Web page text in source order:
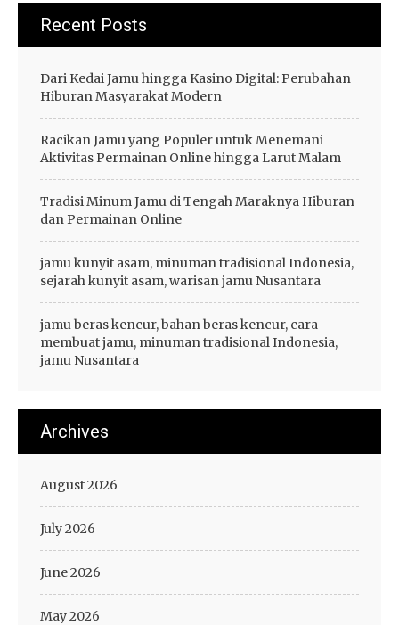
Recent Posts
Dari Kedai Jamu hingga Kasino Digital: Perubahan
Hiburan Masyarakat Modern
Racikan Jamu yang Populer untuk Menemani
Aktivitas Permainan Online hingga Larut Malam
Tradisi Minum Jamu di Tengah Maraknya Hiburan
dan Permainan Online
jamu kunyit asam, minuman tradisional Indonesia,
sejarah kunyit asam, warisan jamu Nusantara
jamu beras kencur, bahan beras kencur, cara
membuat jamu, minuman tradisional Indonesia,
jamu Nusantara
Archives
August 2026
July 2026
June 2026
May 2026